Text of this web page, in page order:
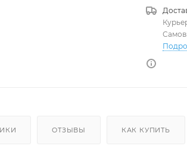
ОТЗЫВЫ КАК КУПИТЬ